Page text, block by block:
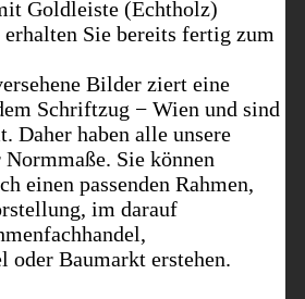
Goldleiste (Echtholz)
Sie bereits fertig zum
Bilder ziert eine
Schriftzug − Wien und sind
Daher haben alle unsere
Sie können
einen passenden Rahmen,
im darauf
oder Baumarkt erstehen.